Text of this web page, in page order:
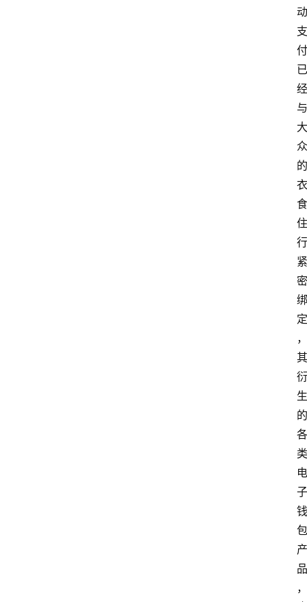
动
支
付
已
经
与
大
众
的
衣
食
住
行
紧
密
绑
定
，
其
衍
生
的
各
类
电
子
钱
包
产
品
，